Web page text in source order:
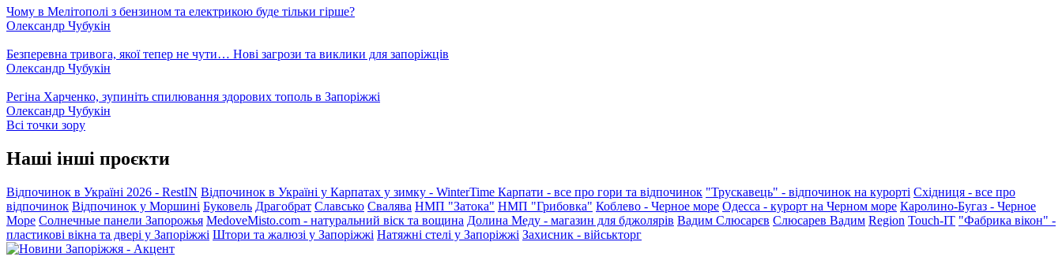
Чому в Мелітополі з бензином та електрикою буде тільки гірше?
Олександр Чубукін
Безперевна тривога, якої тепер не чути… Нові загрози та виклики для запоріжців
Олександр Чубукін
Регіна Харченко, зупиніть спилювання здорових тополь в Запоріжжі
Олександр Чубукін
Всі точки зору
Наші інші проєкти
Відпочинок в Україні 2026 - RestIN Відпочинок в Україні у Карпатах у зимку - WinterTime Карпати - все про гори та відпочинок "Трускавець" - відпочинок на курорті Східниця - все про
відпочинок Відпочинок у Моршині Буковель Драгобрат Славсько Свалява НМП "Затока" НМП "Грибовка" Коблево - Черное море Одесса - курорт на Черном море Каролино-Бугаз - Черное
Море Солнечные панели Запорожья MedoveMisto.com - натуральний віск та вощина Долина Меду - магазин для бджолярів Вадим Слюсарєв Слюсарев Вадим Region Touch-IT "Фабрика вікон" -
пластикові вікна та двері у Запоріжжі Штори та жалюзі у Запоріжжі Натяжні стелі у Запоріжжі Захисник - військторг